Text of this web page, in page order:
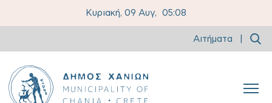
Κυριακή, 09 Αυγ, 05:08
Αιτήματα